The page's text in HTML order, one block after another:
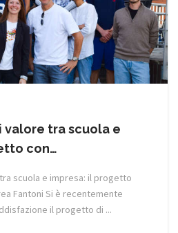
valore tra scuola e
con…
scuola e impresa: il progetto
Fantoni Si è recentemente
il progetto di ...